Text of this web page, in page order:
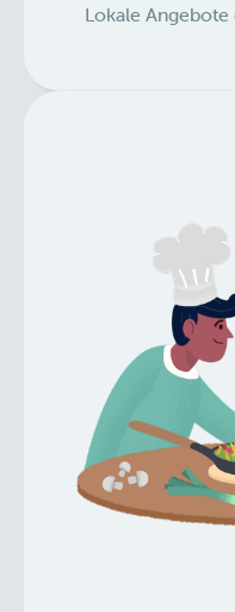
Lokale